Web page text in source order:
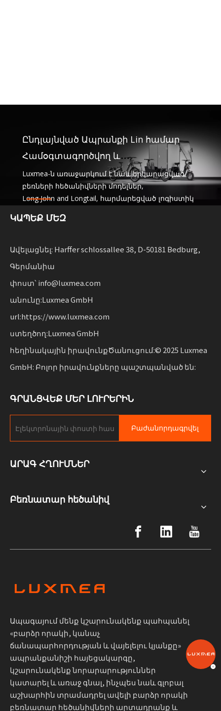
Ընդլայնված Ապրանքի Lin համար
Համօգտագործվող և
վարձակալական նավատորմեր
Luxmea-ն առաջարկում է նաև երկարացված
բեռների հեծանիվների մոդելներ,
Long John and Longtail, հարմարեցված լոգիստիկ
ծառայությունների և վարձակալության
համատեղում են ֆունկցիոնալությունը
կայուն շարժունակությունը ընդլայնող
ԿԱՊԵՔ ՄԵԶ
Ավելացնել: Harffer schlossallee 38, D-50181 Bedburg,
Գերմանիա
փոստ՝ info@luxmea.com
անունը:Luxmea GmbH
url:https://www.luxmea.com
ստեղծող:Luxmea GmbH
հեղինակային իրավունքԾանուցում:© 2025 Luxmea
GmbH: Բոլոր իրավունքները պաշտպանված են:
ԳՐԱՆՑՎԵՔ ՄԵՐ ԼՈՒՐԵՐԻՆ
Բաժանորդագրվել
ԱՐԱԳ ՀՂՈՒՄՆԵՐ
Բեռնատար հեծանիվ
Ապագայում մենք կշարունակենք պահպանել
«բարձր որակի, կանաչ
ճանապարհորդության և վայելելու կյանքը»
ապրանքանիշի հայեցակարգը,
կշարունակենք նորարարություններ
կատարել և առաջ գնալ, ինչպես նաև գլոբալ
աշխարհին տրամադրել ավելի բարձր որակի
բեռնատար հեծանիվների արտադրանք և